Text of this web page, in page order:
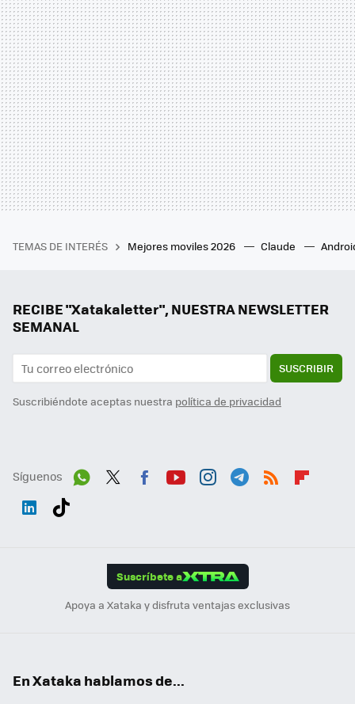
TEMAS DE INTERÉS Mejores moviles 2026 Claude
RECIBE "Xatakaletter", NUESTRA NEWSLETTER
SEMANAL
SUSCRIBIR
Suscribiéndote aceptas nuestra política de privacidad
Síguenos
Suscríbete a
Apoya a Xataka y disfruta ventajas exclusivas
En Xataka hablamos de...